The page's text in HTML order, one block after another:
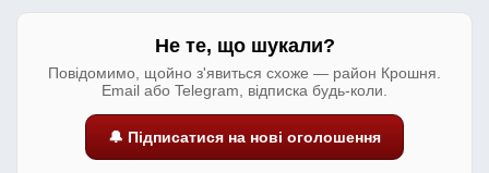
Не те, що шукали?
Повідомимо, щойно з'явиться схоже — район Крошня.
Email або Telegram, відписка будь-коли.
🔔 Підписатися на нові оголошення